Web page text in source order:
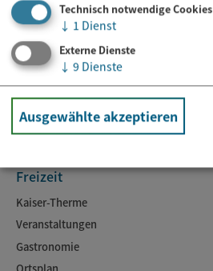
Rathaus
Kontakt & Öffnungszeiten
Online-Dienste
Ansprechpartner
Aktuelles
Freizeit
Kaiser-Therme
Veranstaltungen
Gastronomie
Technisch notwendige Cookies
↓ 1 Dienst
Externe Dienste
↓ 9 Dienste
Ausgewählte akzeptieren